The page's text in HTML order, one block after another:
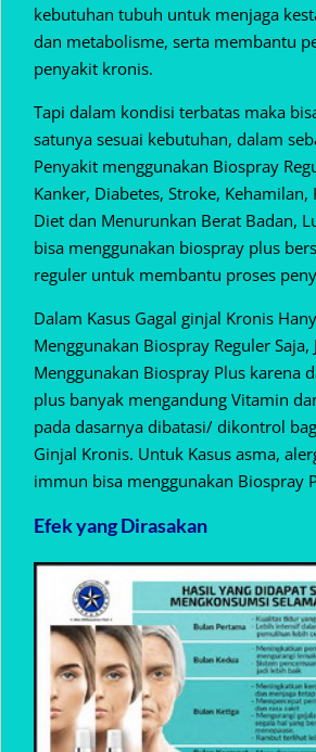
kebutuhan tubuh untuk menjaga
dan metabolisme, serta membantu
penyakit kronis.
Tapi dalam kondisi terbatas maka
satunya sesuai kebutuhan, dalam
Penyakit menggunakan Biospray
Kanker, Diabetes, Stroke, Kehamilan,
Diet dan Menurunkan Berat Badan,
bisa menggunakan biospray plus
reguler untuk membantu proses
Dalam Kasus Gagal ginjal Kronis
Menggunakan Biospray Reguler Saja,
Menggunakan Biospray Plus karena
plus banyak mengandung Vitamin
pada dasarnya dibatasi/ dikontrol
Ginjal Kronis. Untuk Kasus asma,
immun bisa menggunakan Biospray
Efek yang Dirasakan